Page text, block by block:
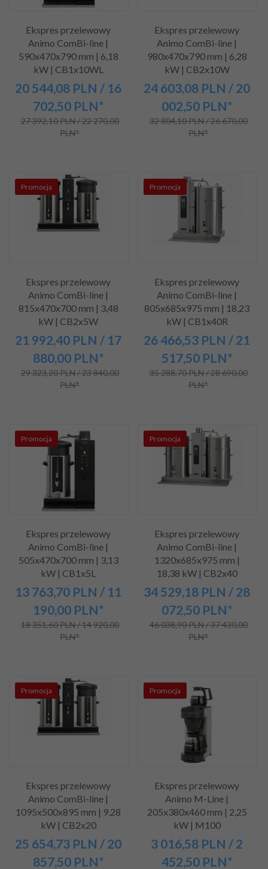
Ekspres przelewowy
Animo ComBi-line |
590x470x790 mm | 6,18
kW | CB1x10WL
20 544,08 PLN / 16
702,50 PLN*
27 392,10 PLN / 22 270,00
PLN*
Ekspres przelewowy
Animo ComBi-line |
980x470x790 mm | 6,28
kW | CB2x10W
24 603,08 PLN / 20
002,50 PLN*
32 804,10 PLN / 26 670,00
PLN*
Promocja
Ekspres przelewowy
Animo ComBi-line |
815x470x700 mm | 3,48
kW | CB2x5W
21 992,40 PLN / 17
880,00 PLN*
29 323,20 PLN / 23 840,00
PLN*
Promocja
Ekspres przelewowy
Animo ComBi-line |
805x685x975 mm | 18,23
kW | CB1x40R
26 466,53 PLN / 21
517,50 PLN*
35 288,70 PLN / 28 690,00
PLN*
Promocja
Ekspres przelewowy
Animo ComBi-line |
505x470x700 mm | 3,13
kW | CB1x5L
13 763,70 PLN / 11
190,00 PLN*
18 351,60 PLN / 14 920,00
PLN*
Promocja
Ekspres przelewowy
Animo ComBi-line |
1320x685x975 mm |
18,38 kW | CB2x40
34 529,18 PLN / 28
072,50 PLN*
46 038,90 PLN / 37 430,00
PLN*
Promocja
Ekspres przelewowy
Animo ComBi-line |
1095x500x895 mm | 9,28
kW | CB2x20
25 654,73 PLN / 20
857,50 PLN*
Promocja
Ekspres przelewowy
Animo M-Line |
205x380x460 mm | 2,25
kW | M100
3 016,58 PLN / 2
452,50 PLN*